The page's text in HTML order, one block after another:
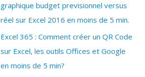
graphique budget previsionnel versus
réel sur Excel 2016 en moins de 5 min.
Excel 365 : Comment créer un QR Code
sur Excel, les outils Offices et Google
en moins de 5 min?